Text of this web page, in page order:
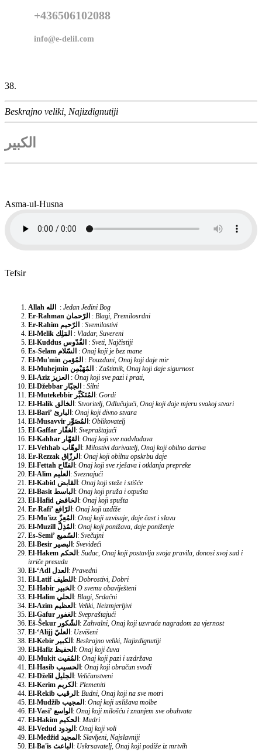
+436506102088
info@e-delil.com
38.
Beskrajno veliki, Najizdignutiji
الكبير
Asma-ul-Husna
Tefsir
Allah الله : Jedan Jedini Bog
Er-Rahman الرّحمان : Blagi, Premilosrdni
Er-Rahim الرّحيم : Svemilostivi
El-Melik المَلِك : Vladar, Suvereni
El-Kuddus القُدّوس : Sveti, Najčistiji
Es-Selam السّلام : Onaj koji je bez mane
El-Mu'min المُؤمن : Pouzdani, Onaj koji daje mir
El-Muhejmin المُهَيْمِن : Zaštitnik, Onaj koji daje sigurnost
El-Aziz العزيز : Onaj koji sve pazi i prati,
El-Džebbar الجبّار : Silni
El-Mutekebbir المُتَكَبِّر: Gordi
El-Halik الخالق: Stvoritelj, Odlučujući, Onaj koji daje mjeru svakoj stvari
El-Bari’ البارئ: Onaj koji divno stvara
El-Musavvir المُصَوِّر: Oblikovatelj
El-Gaffar الغفّار: Svepraštajući
El-Kahhar القهّار: Onaj koji sve nadvladava
El-Vehhab الوهّاب: Milostivi darivatelj, Onaj koji obilno dariva
Er-Rezzak الرزّاق: Onaj koji obilnu opskrbu daje
El-Fettah الفتّاح: Onaj koji sve rješava i otklanja prepreke
El-Alim العليم: Sveznajući
El-Kabid القابض: Onaj koji steže i stišće
El-Basit الباسط: Onaj koji pruža i otpušta
El-Hafid الخافض: Onaj koji spušta
Er-Rafi’ الرّافع: Onaj koji uzdiže
El-Mu'izz المُعِزّ: Onaj koji uzvisuje, daje čast i slavu
El-Muzill المُذِلّ: Onaj koji ponižava, daje poniženje
Es-Semi’ السّميع: Svečujni
El-Besir البصير: Svevideći
El-Hakem الحكم: Sudac, Onaj koji postavlja svoja pravila, donosi svoj sud i
izriče presudu
El-‘Adl العدل: Pravedni
El-Latif اللطيف: Dobrostivi, Dobri
El-Habir الخبير: O svemu obaviješteni
El-Halim الحلي: Blagi, Srdačni
El-Azim العظيم: Veliki, Neizmjerljivi
El-Gafur الغفور: Svepraštajući
Eš-Šekur الشّكور: Zahvalni, Onaj koji uzvraća nagradom za vjernost
El-‘Alijj العليّ: Uzvišeni
El-Kebir الكبير: Beskrajno veliki, Najizdignutiji
El-Hafiz الحفيظ: Onaj koji čuva
El-Mukit المُقيت: Onaj koji pazi i uzdržava
El-Hasib الحسيب: Onaj koji obračun svodi
El-Dželil الجليل: Veličanstveni
El-Kerim الكريم: Plemeniti
El-Rekib الرقيب: Budni, Onaj koji na sve motri
El-Mudžib المجيب: Onaj koji uslišava molbe
El-Vasi’ الواسع: Onaj koji milošću i znanjem sve obuhvata
El-Hakim الحكيم: Mudri
El-Vedud الودود: Onaj koji voli
El-Medžid المجيد: Slavljeni, Najslavniji
El-Ba'is الباعث: Uskrsavatelj, Onaj koji podiže iz mrtvih